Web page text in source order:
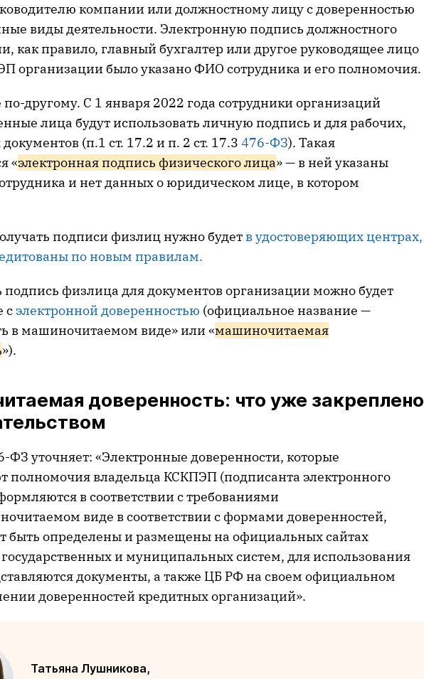
компании или должностному лицу с доверенностью
виды деятельности. Электронную подпись должностного
как правило, главный бухгалтер или другое руководящее лицо
организации было указано ФИО сотрудника и его полномочия.
по-другому. С 1 января 2022 года сотрудники организаций
лица будут использовать личную подпись и для рабочих,
(п.1 ст. 17.2 и п. 2 ст. 17.3 476-ФЗ). Такая
«электронная подпись физического лица» — в ней указаны
и нет данных о юридическом лице, в котором
подписи физлиц нужно будет в удостоверяющих центрах,
по новым правилам.
подпись физлица для документов организации можно будет
с электронной доверенностью (официальное название —
в машиночитаемом виде» или «машиночитаемая
»).
доверенность: что уже закреплено
ФЗ уточняет: «Электронные доверенности, которые
полномочия владельца КСКПЭП (подписанта электронного
в соответствии с требованиями
виде в соответствии с формами доверенностей,
быть определены и размещены на официальных сайтах
и муниципальных систем, для использования
документы, а также ЦБ РФ на своем официальном
доверенностей кредитных организаций».
Татьяна Лушникова,